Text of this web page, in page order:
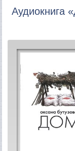
Аудиокнига